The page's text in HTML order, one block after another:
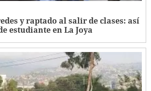
y raptado al salir de clases: así
estudiante en La Joya